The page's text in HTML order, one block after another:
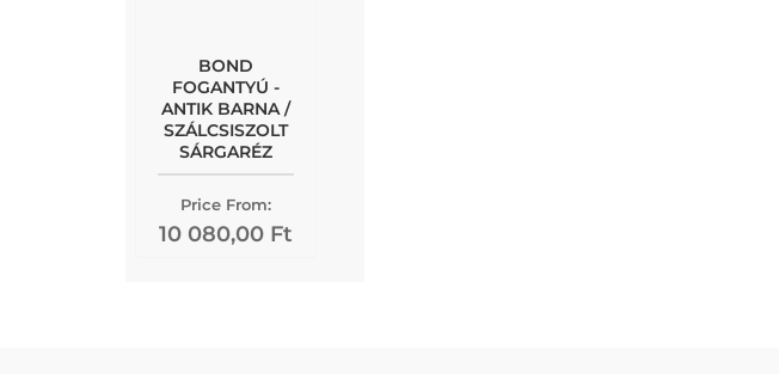
BOND
FOGANTYÚ -
ANTIK BARNA /
SZÁLCSISZOLT
SÁRGARÉZ
Price From:
10 080,00 Ft